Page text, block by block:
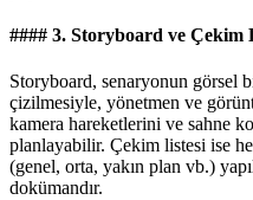
#### 3. Storyboard ve Çekim
Storyboard, senaryonun görsel
çizilmesiyle, yönetmen ve
kamera hareketlerini ve sahne
planlayabilir. Çekim listesi ise
(genel, orta, yakın plan vb.)
dokümandır.